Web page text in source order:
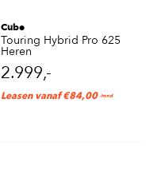
Cube
Touring Hybrid Pro 625
Heren
2.999,-
Leasen vanaf €84,00 /mnd